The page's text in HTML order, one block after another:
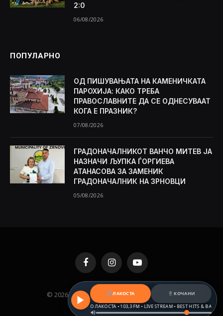
2:0
06/08/2026
ПОПУЛАРНО
ОД ПИШУВАЊАТА НА КАМЕНИЧКАТА
ПАРОХИЈА: КАКО ТРЕБА
ПРАВОСЛАВНИТЕ ДА СЕ ОДНЕСУВААТ
КОГА Е ПРАЗНИК?
07/08/2026
ГРАДОНАЧАЛНИКОТ ВАНЧО МИТЕВ ЈА
НАЗНАЧИ ЉУПКА ЃОРГИЕВА
АТАНАСОВА ЗА ЗАМЕНИК
ГРАДОНАЧАЛНИК НА ЗРНОВЦИ
05/08/2026
FacebookInstagramYouTube
© 2026 KAMENICA.MK. Designed by MKNET.
ЛАКОСТА
КОЧАНИ
РАДИО ЛАКОСТА • 103,3 FM • LIVE STREAM • BEST HITS & BALKAN